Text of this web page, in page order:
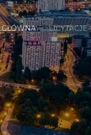
GŁÓWNA LICYTACJE